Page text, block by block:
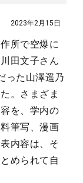
2023年2月15日
所で空爆に
田文子さん
った山澤遥乃
。さまざま
を、学内の
筆写、漫画
内容は、そ
められて自